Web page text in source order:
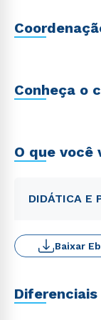
Conheça o
O que você
DIDÁTICA E
Baixar